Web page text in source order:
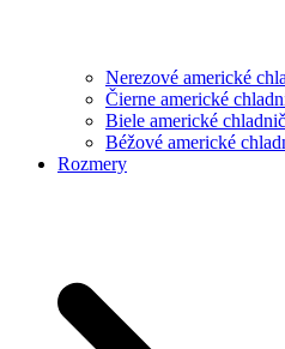
Nerezové americké
Čierne americké
Biele americké
Béžové americké
Rozmery